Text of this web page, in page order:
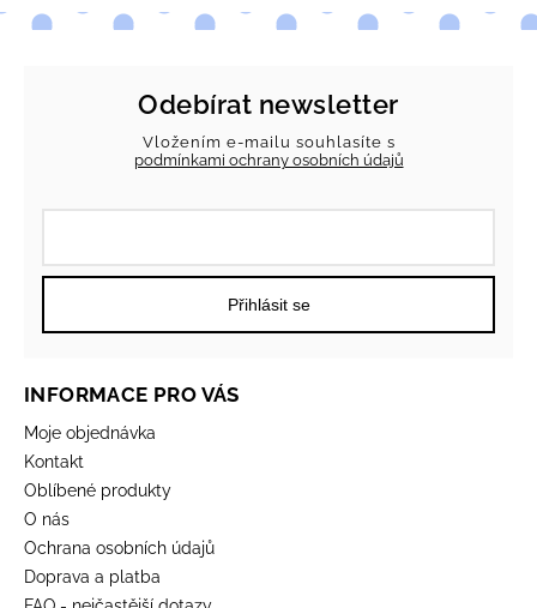
Odebírat newsletter
Vložením e-mailu souhlasíte s
podmínkami ochrany osobních údajů
Přihlásit se
INFORMACE PRO VÁS
Moje objednávka
Kontakt
Oblíbené produkty
O nás
Ochrana osobních údajů
Doprava a platba